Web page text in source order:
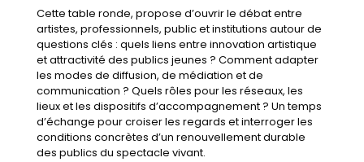
Cette table ronde, propose d’ouvrir le débat entre
artistes, professionnels, public et institutions autour de
questions clés : quels liens entre innovation artistique
et attractivité des publics jeunes ? Comment adapter
les modes de diffusion, de médiation et de
communication ? Quels rôles pour les réseaux, les
lieux et les dispositifs d’accompagnement ? Un temps
d’échange pour croiser les regards et interroger les
conditions concrètes d’un renouvellement durable
des publics du spectacle vivant.